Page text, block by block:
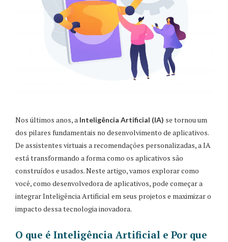
Nos últimos anos, a Inteligência Artificial (IA) se tornou um
dos pilares fundamentais no desenvolvimento de aplicativos.
De assistentes virtuais a recomendações personalizadas, a IA
está transformando a forma como os aplicativos são
construídos e usados. Neste artigo, vamos explorar como
você, como desenvolvedora de aplicativos, pode começar a
integrar Inteligência Artificial em seus projetos e maximizar o
impacto dessa tecnologia inovadora.
O que é Inteligência Artificial e Por que